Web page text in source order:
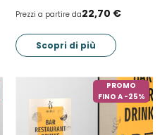
Prezzi a partire da22,70 €
Scopri di più
PROMO
FINO A -25%